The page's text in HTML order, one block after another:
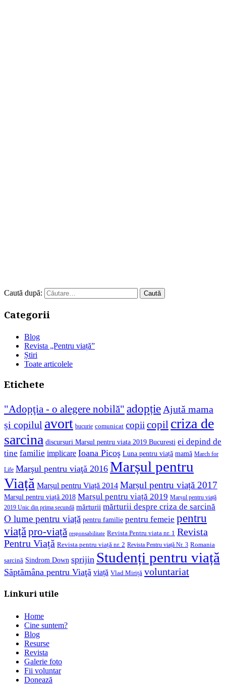
Caută după:
Categorii
Blog
Revista „Pentru viață”
Știri
Toate articolele
Etichete
"Adopţia - o alegere nobilă" adopție Ajută mama
și copilul avort bucurie comunicat copii copil criza de
sarcina discursuri Marsul pentru viata 2019 Bucuresti ei depind de
tine familie implicare Ioana Picoş Luna pentru viață mamă March for
Life Marşul pentru viaţă 2016 Marșul pentru
Viață Marșul pentru Viață 2014 Marșul pentru viață 2017
Marșul pentru viață 2018 Marșul pentru viață 2019 Marșul pentru viață
2019 Unic din prima secundă mărturii mărturii despre criza de sarcină
O lume pentru viață pentru familie pentru femeie pentru
viațăpro-viață responsabilitate Revista Pentru viata nr. 1 Revista
Pentru Viață Revista pentru viață nr. 2 Revista Pentru viață Nr. 3 Romania
sarcină Sindrom Down sprijin Studenți pentru viață
Săptămâna pentru Viaţă viață Vlad Miriță voluntariat
Linkuri utile
Home
Cine suntem?
Blog
Resurse
Revista
Galerie foto
Fii voluntar
Donează